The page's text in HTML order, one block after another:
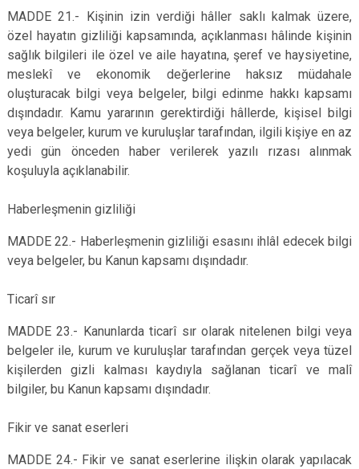
MADDE 21.- Kişinin izin verdiği hâller saklı kalmak üzere,
özel hayatın gizliliği kapsamında, açıklanması hâlinde kişinin
sağlık bilgileri ile özel ve aile hayatına, şeref ve haysiyetine,
meslekî ve ekonomik değerlerine haksız müdahale
oluşturacak bilgi veya belgeler, bilgi edinme hakkı kapsamı
dışındadır. Kamu yararının gerektirdiği hâllerde, kişisel bilgi
veya belgeler, kurum ve kuruluşlar tarafından, ilgili kişiye en az
yedi gün önceden haber verilerek yazılı rızası alınmak
koşuluyla açıklanabilir.
Haberleşmenin gizliliği
MADDE 22.- Haberleşmenin gizliliği esasını ihlâl edecek bilgi
veya belgeler, bu Kanun kapsamı dışındadır.
Ticarî sır
MADDE 23.- Kanunlarda ticarî sır olarak nitelenen bilgi veya
belgeler ile, kurum ve kuruluşlar tarafından gerçek veya tüzel
kişilerden gizli kalması kaydıyla sağlanan ticarî ve malî
bilgiler, bu Kanun kapsamı dışındadır.
Fikir ve sanat eserleri
MADDE 24.- Fikir ve sanat eserlerine ilişkin olarak yapılacak